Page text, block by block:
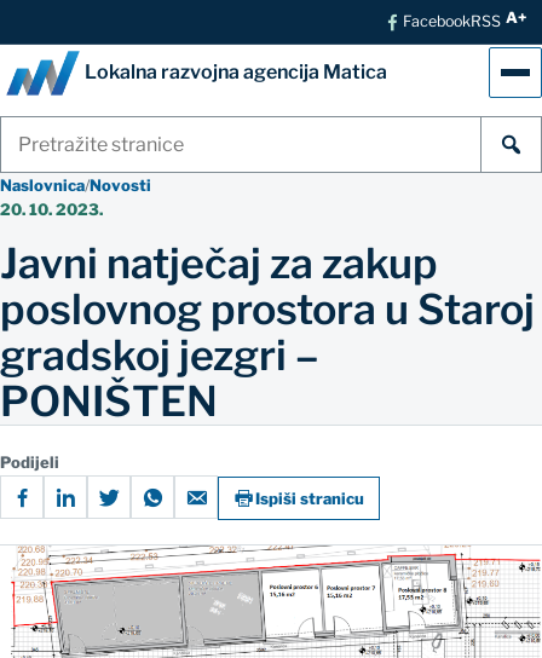
FacebookRSS A+
Lokalna razvojna agencija Matica
Naslovnica/Novosti
20. 10. 2023.
Javni natječaj za zakup
poslovnog prostora u Staroj
gradskoj jezgri –
PONIŠTEN
Podijeli
Ispiši stranicu